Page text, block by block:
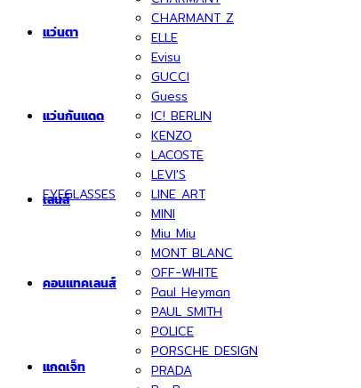
แว่นตา
แว่นกันแดด
เลนส์
คอนแทคเลนส์
แกดเจ็ท
EYEGLASSES
CHARMANT Z
ELLE
Evisu
GUCCI
Guess
IC! BERLIN
KENZO
LACOSTE
LEVI'S
LINE ART
MINI
Miu Miu
MONT BLANC
OFF-WHITE
Paul Heyman
PAUL SMITH
POLICE
PORSCHE DESIGN
PRADA